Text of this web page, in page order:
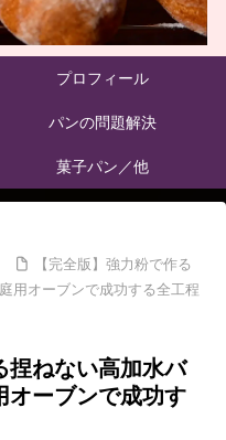
プロフィール
パンの問題解決
菓子パン／他
【完全版】強力粉で作る
用オーブンで成功する全工程
捏ねない高加水バ
オーブンで成功す